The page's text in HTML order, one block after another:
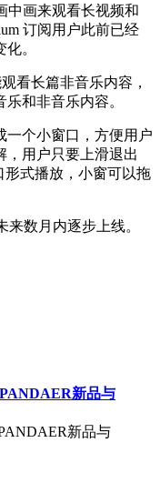
中画来观看长视频和
订阅用户此前已经
。
看长篇非音乐内容，
和非音乐内容。
一个小窗口，方便用户
，用户只要上滑退出
形式播放，小窗可以拖
来数月内逐步上线。
新品与
新品与